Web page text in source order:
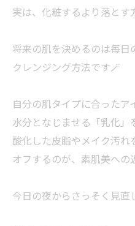
実は、化粧するより落とす
将来の肌を決めるのは毎日
クレンジング方法です🪄︎︎
自分の肌タイプに合ったア
水分となじませる「乳化」
酸化した皮脂やメイク汚れ
オフするのが、素肌美への
今日の夜からさっそく見直